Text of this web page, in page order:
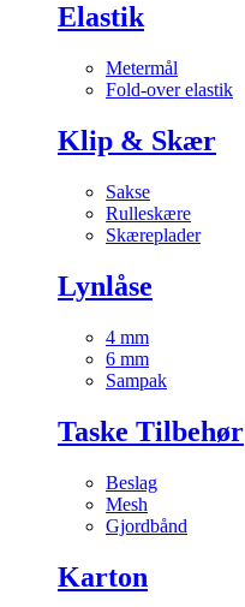
Elastik
Metermål
Fold-over elastik
Klip & Skær
Sakse
Rulleskære
Skæreplader
Lynlåse
4 mm
6 mm
Sampak
Taske Tilbehør
Beslag
Mesh
Gjordbånd
Karton